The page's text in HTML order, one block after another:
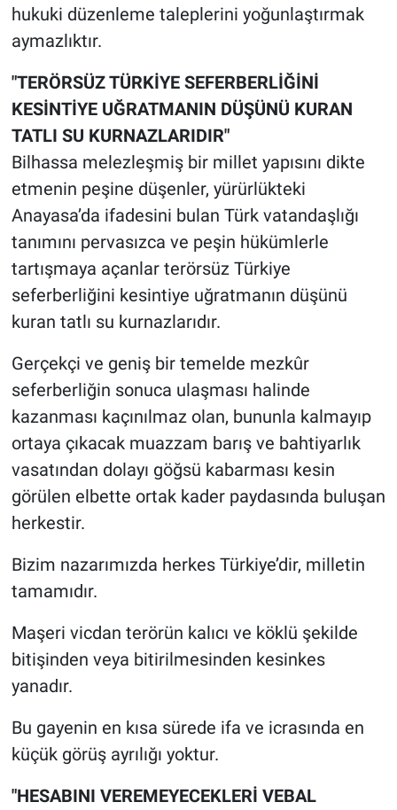
hukuki düzenleme taleplerini yoğunlaştırmak
aymazlıktır.
"TERÖRSÜZ TÜRKİYE SEFERBERLİĞİNİ
KESİNTİYE UĞRATMANIN DÜŞÜNÜ KURAN
TATLI SU KURNAZLARIDIR"
Bilhassa melezleşmiş bir millet yapısını dikte
etmenin peşine düşenler, yürürlükteki
Anayasa’da ifadesini bulan Türk vatandaşlığı
tanımını pervasızca ve peşin hükümlerle
tartışmaya açanlar terörsüz Türkiye
seferberliğini kesintiye uğratmanın düşünü
kuran tatlı su kurnazlarıdır.
Gerçekçi ve geniş bir temelde mezkûr
seferberliğin sonuca ulaşması halinde
kazanması kaçınılmaz olan, bununla kalmayıp
ortaya çıkacak muazzam barış ve bahtiyarlık
vasatından dolayı göğsü kabarması kesin
görülen elbette ortak kader paydasında buluşan
herkestir.
Bizim nazarımızda herkes Türkiye’dir, milletin
tamamıdır.
Maşeri vicdan terörün kalıcı ve köklü şekilde
bitişinden veya bitirilmesinden kesinkes
yanadır.
Bu gayenin en kısa sürede ifa ve icrasında en
küçük görüş ayrılığı yoktur.
"HESABINI VEREMEYECEKLERİ VEBAL